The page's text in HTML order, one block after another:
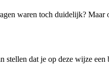
waren toch duidelijk?
dat je op deze wijze